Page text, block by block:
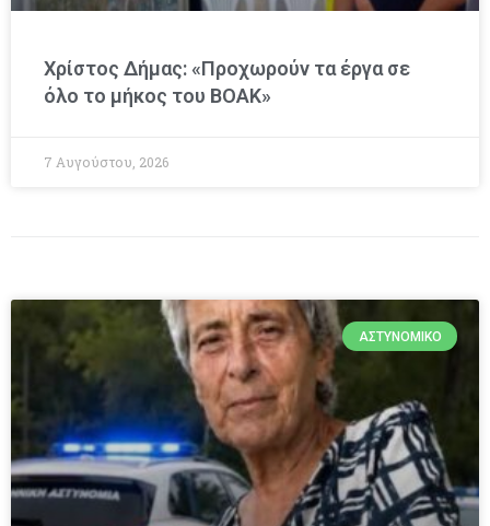
Χρίστος Δήμας: «Προχωρούν τα έργα σε
όλο το μήκος του ΒΟΑΚ»
7 Αυγούστου, 2026
ΑΣΤΥΝΟΜΙΚΌ